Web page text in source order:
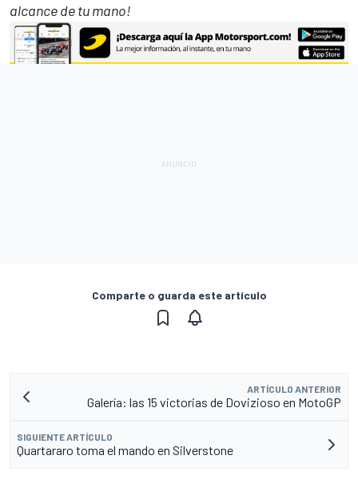
alcance de tu mano!
Comparte o guarda este artículo
ARTÍCULO ANTERIOR
Galería: las 15 victorias de Dovizioso en MotoGP
SIGUIENTE ARTÍCULO
Quartararo toma el mando en Silverstone